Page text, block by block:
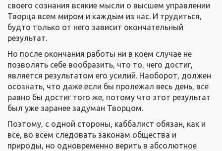
своего сознания всякие мысли о высшем управлении
Творца всем миром и каждым из нас. И трудиться,
будто только от него зависит окончательный
результат.
Но после окончания работы ни в коем случае не
позволять себе вообразить, что то, чего достиг,
является результатом его усилий. Наоборот, должен
осознать, что даже если бы пролежал весь день, все
равно бы достиг того же, потому что этот результат
был уже заранее задуман Творцом.
Поэтому, с одной стороны, каббалист обязан, как и
все, во всем следовать законам общества и
природы, но одновременно верить в абсолютное